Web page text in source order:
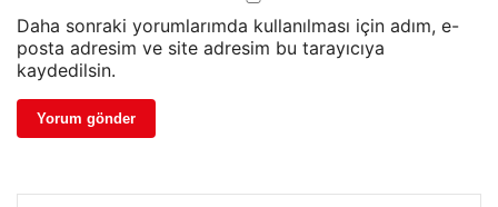
Daha sonraki yorumlarımda kullanılması için adım, e-
posta adresim ve site adresim bu tarayıcıya
kaydedilsin.